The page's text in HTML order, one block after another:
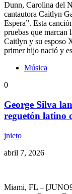
Dunn, Carolina del
cantautora Caitlyn
Espera”. Esta
pruebas que marcan
Caitlyn y su esposo
primer hijo nació y
Música
0
George Silva
reguetón latino
jnieto
abril 7, 2026
Miami, FL –